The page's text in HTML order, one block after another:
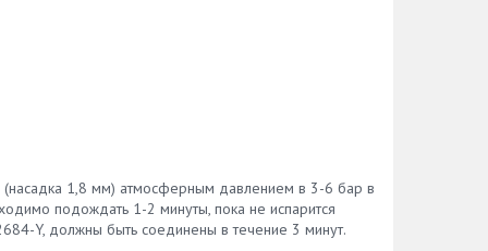
1,8 мм) атмосферным давлением в 3-6 бар в
подождать 1-2 минуты, пока не испарится
Y, должны быть соединены в течение 3 минут.